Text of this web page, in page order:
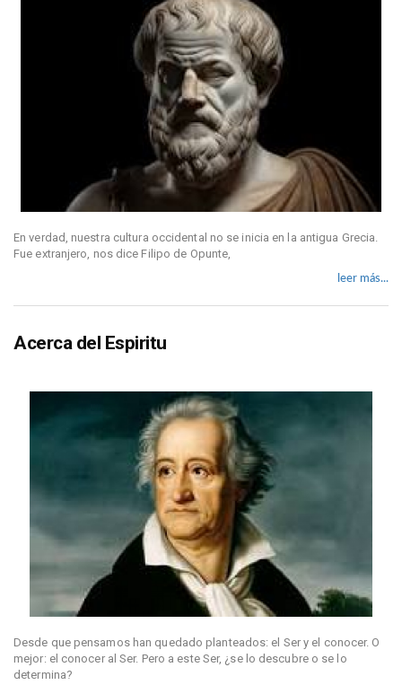
En verdad, nuestra cultura occidental no se inicia en la antigua Grecia.
Fue extranjero, nos dice Filipo de Opunte,
leer más...
Acerca del Espiritu
Desde que pensamos han quedado planteados: el Ser y el conocer. O
mejor: el conocer al Ser. Pero a este Ser, ¿se lo descubre o se lo
determina?